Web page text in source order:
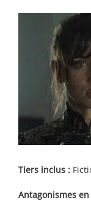
Tiers inclus :
Antagonismes